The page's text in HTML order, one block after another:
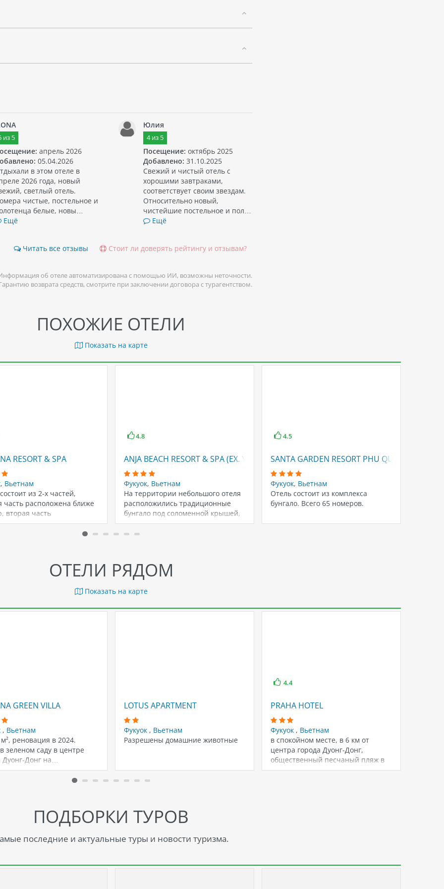
из 5
апрель 2026
05.04.2026
в этом отеле в
2026 года, новый
светлый отель.
чистые, постельное и
белые, новы…
Ещё
Юлия
4из 5
Посещение: октябрь 2025
Добавлено: 31.10.2025
Свежий и чистый отель с
хорошими завтраками,
соответствует своим звездам.
Относительно новый,
чистейшие постельное и пол…
Ещё
Читать все отзывы Стоит ли доверять рейтингу и отзывам?
об отеле автоматизирована с помощью ИИ, возможны неточности.
возврата средств, смотрите при заключении договора с турагентством.
ПОХОЖИЕ ОТЕЛИ
Показать на карте
RESORT & SPA
, Вьетнам
из 2-х частей,
часть расположена ближе
вторая часть
через…
4.8
ANJA BEACH RESORT & SPA (EX. YOU&WE PHU QUOC)
Фукуок, Вьетнам
На территории небольшого отеля
расположились традиционные
бунгало под соломенной крышей,
корпуса в 2-3 этажа с…
4.5
SANTA GARDEN RESORT PHU QUOC
Фукуок, Вьетнам
Отель состоит из комплекса
бунгало. Всего 65 номеров.
ОТЕЛИ РЯДОМ
Показать на карте
GREEN VILLA
, Вьетнам
реновация в 2024.
зеленом саду в центре
Дуонг-Донг на…
LOTUS APARTMENT
Фукуок , Вьетнам
Разрешены домашние животные
4.4
PRAHA HOTEL
Фукуок , Вьетнам
в спокойном месте, в 6 км от
центра города Дуонг-Донг,
общественный песчаный пляж в
300…
ПОДБОРКИ ТУРОВ
последние и актуальные туры и новости туризма.